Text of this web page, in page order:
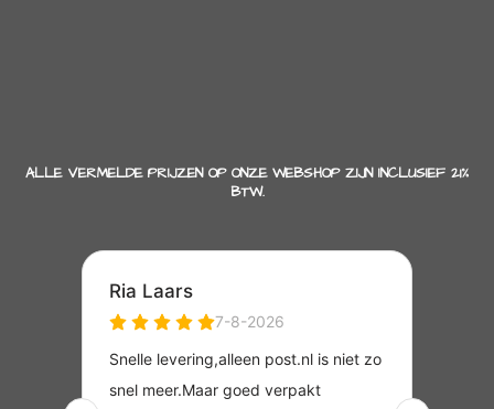
ALLE VERMELDE PRIJZEN OP ONZE WEBSHOP ZIJN INCLUSIEF 21%
BTW.